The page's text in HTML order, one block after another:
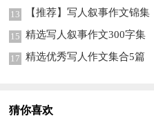
5篇
13
【推荐】写人叙事作文锦集
七篇
15
精选写人叙事作文300字集
锦8篇
17 精选优秀写人作文集合5篇
猜你喜欢